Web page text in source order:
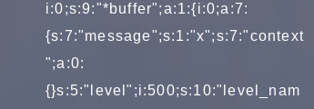
i:0;s:9:"*buffer";a:1:{i:0;a:7:
{s:7:"message";s:1:"x";s:7:"context
";a:0:
{}s:5:"level";i:500;s:10:"level_nam